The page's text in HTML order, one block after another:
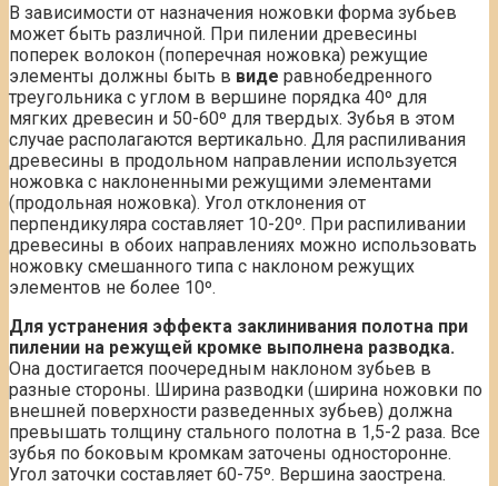
В зависимости от назначения ножовки форма зубьев
может быть различной. При пилении древесины
поперек волокон (поперечная ножовка) режущие
элементы должны быть в виде равнобедренного
треугольника с углом в вершине порядка 40º для
мягких древесин и 50-60º для твердых. Зубья в этом
случае располагаются вертикально. Для распиливания
древесины в продольном направлении используется
ножовка с наклоненными режущими элементами
(продольная ножовка). Угол отклонения от
перпендикуляра составляет 10-20º. При распиливании
древесины в обоих направлениях можно использовать
ножовку смешанного типа с наклоном режущих
элементов не более 10º.
Для устранения эффекта заклинивания полотна при
пилении на режущей кромке выполнена разводка.
Она достигается поочередным наклоном зубьев в
разные стороны. Ширина разводки (ширина ножовки по
внешней поверхности разведенных зубьев) должна
превышать толщину стального полотна в 1,5-2 раза. Все
зубья по боковым кромкам заточены односторонне.
Угол заточки составляет 60-75º. Вершина заострена.